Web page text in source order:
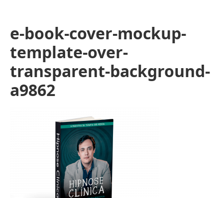
e-book-cover-mockup-
template-over-
transparent-background-
a9862